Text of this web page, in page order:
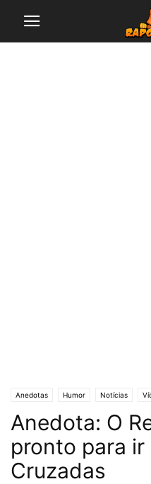
Anedotas Humor Notícias
Anedota: O
pronto para ir
Cruzadas